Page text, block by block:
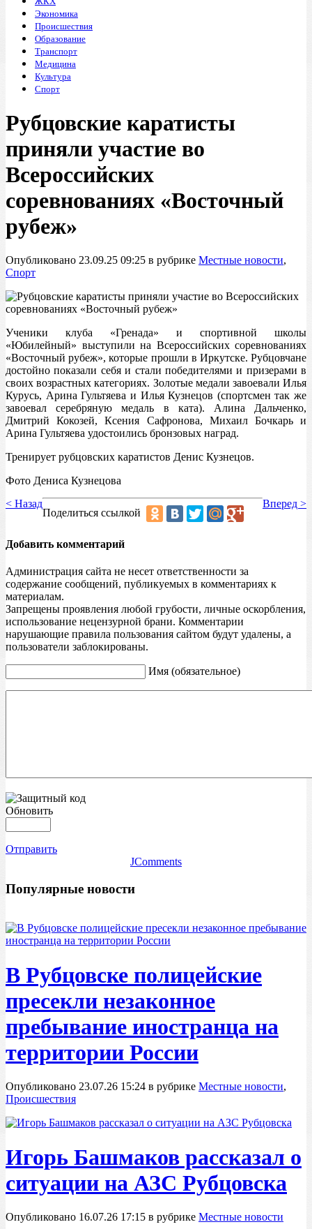
Экономика
Происшествия
Образование
Транспорт
Медицина
Культура
Спорт
Рубцовские каратисты
приняли участие во
Всероссийских
соревнованиях «Восточный
рубеж»
Опубликовано 23.09.25 09:25 в рубрике Местные новости,
Спорт
Ученики клуба «Гренада» и спортивной школы
«Юбилейный» выступили на Всероссийских соревнованиях
«Восточный рубеж», которые прошли в Иркутске. Рубцовчане
достойно показали себя и стали победителями и призерами в
своих возрастных категориях. Золотые медали завоевали Илья
Курусь, Арина Гультяева и Илья Кузнецов (спортсмен так же
завоевал серебряную медаль в ката). Алина Дальченко,
Дмитрий Кокозей, Ксения Сафронова, Михаил Бочкарь и
Арина Гультяева удостоились бронзовых наград.
Тренирует рубцовских каратистов Денис Кузнецов.
Фото Дениса Кузнецова
< Назад
Вперед >
Поделиться ссылкой
Добавить комментарий
Администрация сайта не несет ответственности за
содержание сообщений, публикуемых в комментариях к
материалам.
Запрещены проявления любой грубости, личные оскорбления,
использование нецензурной брани. Комментарии
нарушающие правила пользования сайтом будут удалены, а
пользователи заблокированы.
Имя (обязательное)
Обновить
Отправить
JComments
Популярные новости
В Рубцовске полицейские
пресекли незаконное
пребывание иностранца на
территории России
Опубликовано 23.07.26 15:24 в рубрике Местные новости,
Происшествия
Игорь Башмаков рассказал о
ситуации на АЗС Рубцовска
Опубликовано 16.07.26 17:15 в рубрике Местные новости